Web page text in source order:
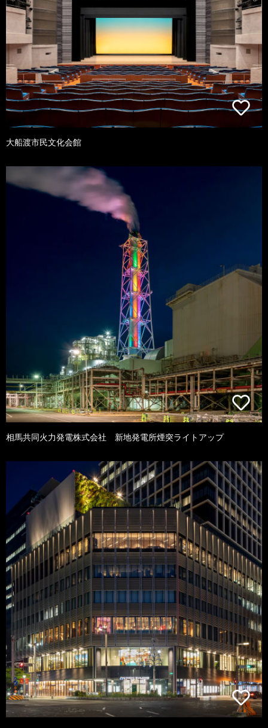
大船渡市民文化会館
相馬共同火力発電株式会社 新地発電所煙突ライトアップ